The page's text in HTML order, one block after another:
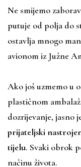
Ne smijemo
putuje od polja do
ostavlja mnogo
avionom iz Južne
Ako još uzmemo u
plastičnom
dozrijevanje, jasno
prijateljski
tijelu. Svaki obrok
načinu života.